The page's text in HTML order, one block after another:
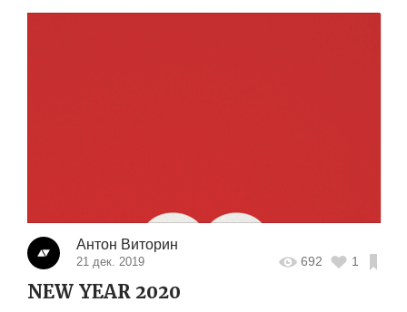
Антон Виторин
21 дек. 2019 692 1
NEW YEAR 2020